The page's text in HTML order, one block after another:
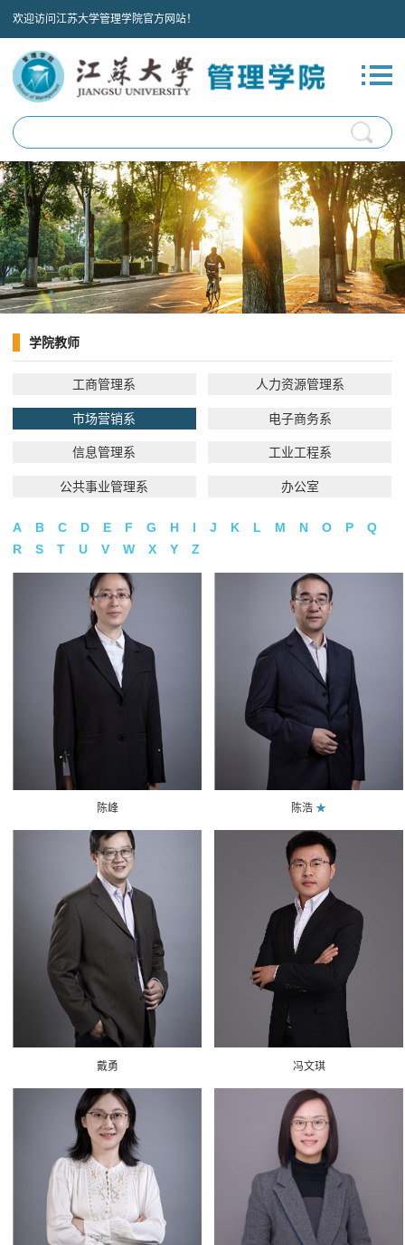
欢迎访问江苏大学管理学院官方网站！
学院教师
工商管理系 人力资源管理系
市场营销系 电子商务系
信息管理系 工业工程系
公共事业管理系 办公室
A B C D E F G H I J K L M N O P
Q
R
S T U V W X Y Z
陈峰 陈浩 ★
戴勇 冯文琪